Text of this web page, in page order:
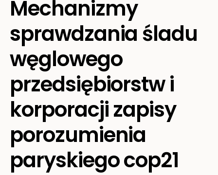
Mechanizmy
sprawdzania śladu
węglowego
przedsiębiorstw i
korporacji zapisy
porozumienia
paryskiego cop21